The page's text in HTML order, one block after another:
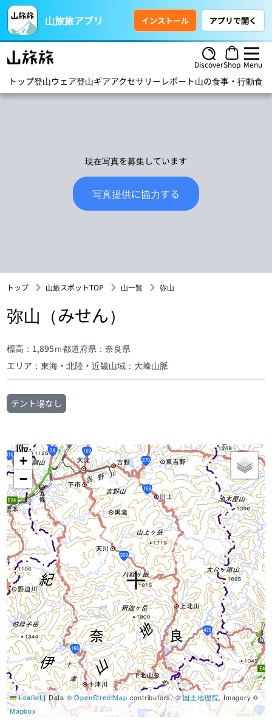
山旅旅アプリ インストール アプリで開く
DiscoverShop Menu
トップ登山ウェア登山ギアアクセサリー レポート山の食事・行動食
現在写真を募集しています
写真提供に協力する
トップ 山旅スポットTOP 山一覧 弥山
弥山（みせん）
標高：1,895ｍ都道府県：奈良県
エリア：東海・北陸・近畿山域：大峰山脈
テント場なし
+
−
Leaflet |Data ©OpenStreetMapcontributors, ©国土地理院, Imagery ©
Mapbox